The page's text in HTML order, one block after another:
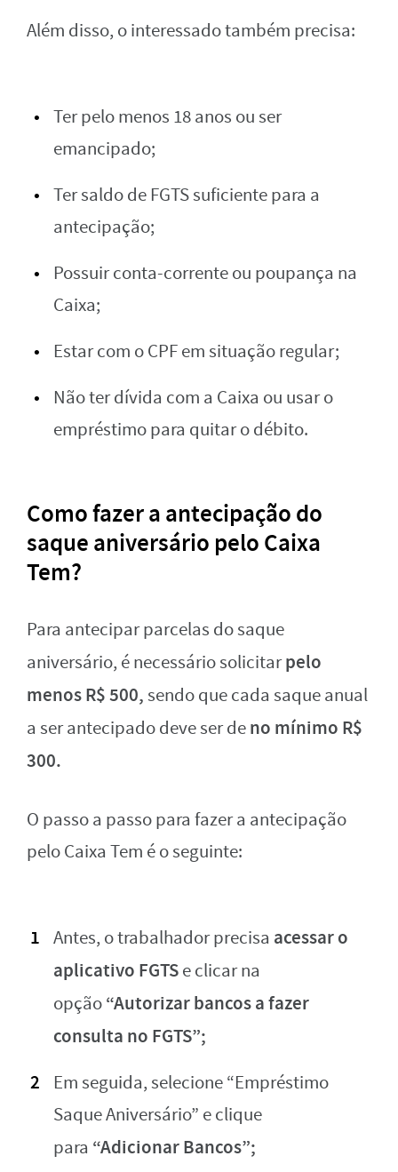
Além disso, o interessado também precisa:
Ter pelo menos 18 anos ou ser
emancipado;
Ter saldo de FGTS suficiente para a
antecipação;
Possuir conta-corrente ou poupança na
Caixa;
Estar com o CPF em situação regular;
Não ter dívida com a Caixa ou usar o
empréstimo para quitar o débito.
Como fazer a antecipação do
saque aniversário pelo Caixa
Tem?
Para antecipar parcelas do saque
aniversário, é necessário solicitarpelo
menos R$ 500,sendo que cada saque anual
a ser antecipado deve ser deno mínimo R$
300.
O passo a passo para fazer a antecipação
pelo Caixa Tem é o seguinte:
Antes, o trabalhador precisa acessar o
aplicativo FGTSe clicar na
opção“Autorizar bancos a fazer
consulta no FGTS”;
Em seguida, selecione “Empréstimo
Saque Aniversário” e clique
para “Adicionar Bancos”;